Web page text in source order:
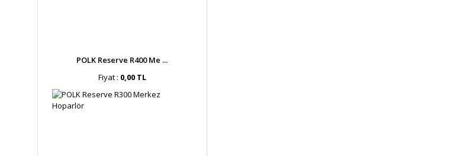
POLK Reserve R400 Me ...
Fiyat : 0,00 TL